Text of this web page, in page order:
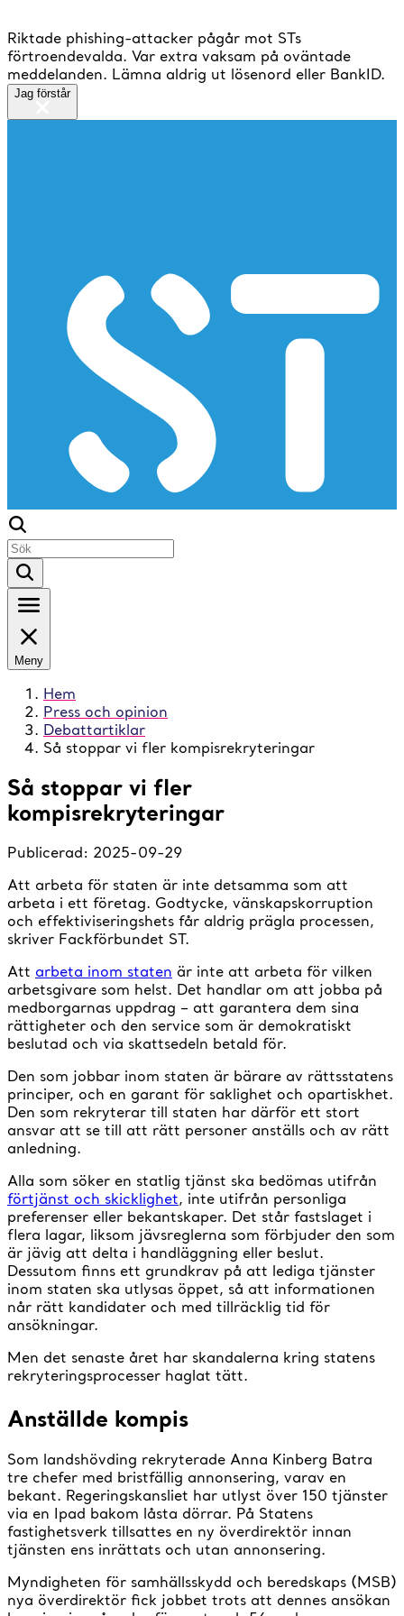
Riktade phishing-attacker pågår mot STs
förtroendevalda. Var extra vaksam på oväntade
meddelanden. Lämna aldrig ut lösenord eller BankID.
Jag förstår
Meny
Hem
Press och opinion
Debattartiklar
Så stoppar vi fler kompisrekryteringar
Så stoppar vi fler
kompisrekryteringar
Publicerad: 2025-09-29
Att arbeta för staten är inte detsamma som att
arbeta i ett företag. Godtycke, vänskapskorruption
och effektiviseringshets får aldrig prägla processen,
skriver Fackförbundet ST.
Att arbeta inom staten är inte att arbeta för vilken
arbetsgivare som helst. Det handlar om att jobba på
medborgarnas uppdrag – att garantera dem sina
rättigheter och den service som är demokratiskt
beslutad och via skattsedeln betald för.
Den som jobbar inom staten är bärare av rättsstatens
principer, och en garant för saklighet och opartiskhet.
Den som rekryterar till staten har därför ett stort
ansvar att se till att rätt personer anställs och av rätt
anledning.
Alla som söker en statlig tjänst ska bedömas utifrån
förtjänst och skicklighet, inte utifrån personliga
preferenser eller bekantskaper. Det står fastslaget i
flera lagar, liksom jävsreglerna som förbjuder den som
är jävig att delta i handläggning eller beslut.
Dessutom finns ett grundkrav på att lediga tjänster
inom staten ska utlysas öppet, så att informationen
når rätt kandidater och med tillräcklig tid för
ansökningar.
Men det senaste året har skandalerna kring statens
rekryteringsprocesser haglat tätt.
Anställde kompis
Som landshövding rekryterade Anna Kinberg Batra
tre chefer med bristfällig annonsering, varav en
bekant. Regeringskansliet har utlyst över 150 tjänster
via en Ipad bakom låsta dörrar. På Statens
fastighetsverk tillsattes en ny överdirektör innan
tjänsten ens inrättats och utan annonsering.
Myndigheten för samhällsskydd och beredskaps (MSB)
nya överdirektör fick jobbet trots att dennes ansökan